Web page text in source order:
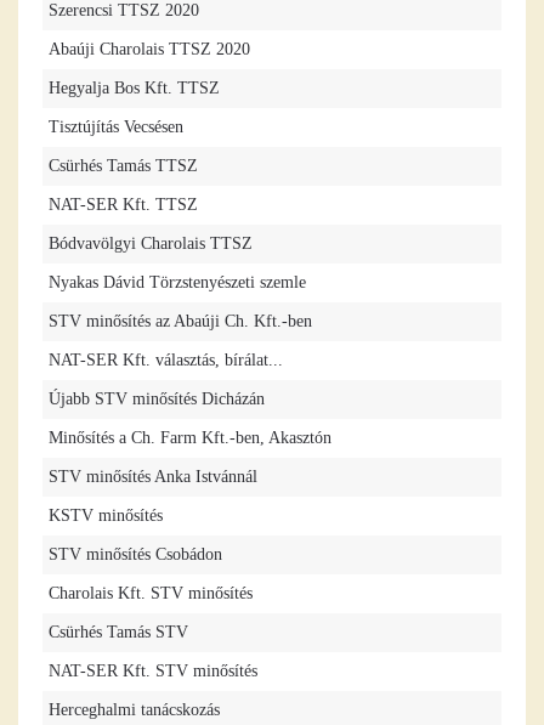
Szerencsi TTSZ 2020
Abaúji Charolais TTSZ 2020
Hegyalja Bos Kft. TTSZ
Tisztújítás Vecsésen
Csürhés Tamás TTSZ
NAT-SER Kft. TTSZ
Bódvavölgyi Charolais TTSZ
Nyakas Dávid Törzstenyészeti szemle
STV minősítés az Abaúji Ch. Kft.-ben
NAT-SER Kft. választás, bírálat...
Újabb STV minősítés Dicházán
Minősítés a Ch. Farm Kft.-ben, Akasztón
STV minősítés Anka Istvánnál
KSTV minősítés
STV minősítés Csobádon
Charolais Kft. STV minősítés
Csürhés Tamás STV
NAT-SER Kft. STV minősítés
Herceghalmi tanácskozás